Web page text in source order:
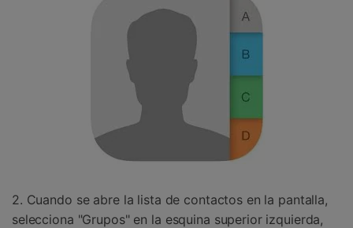
2. Cuando se abre la lista de contactos en la pantalla,
selecciona "Grupos" en la esquina superior izquierda,